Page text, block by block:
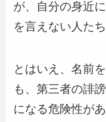
が、自分の身近
を言えない人た
とはいえ、名前
も、第三者の誹
になる危険性が